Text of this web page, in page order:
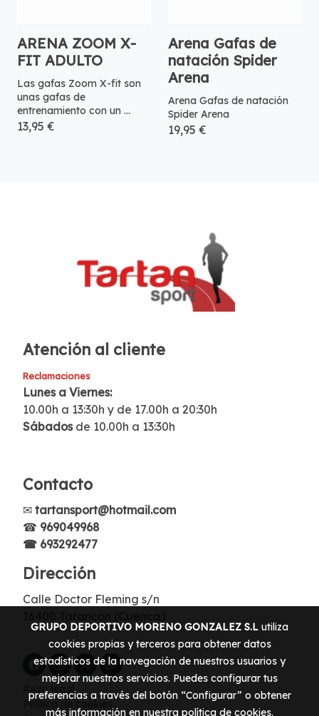
ARENA ZOOM X-
FIT ADULTO
Las gafas Zoom X-fit son
unas gafas de
entrenamiento con un ...
13,95 €
Arena Gafas de
natación Spider
Arena
Arena Gafas de natación
Spider Arena
19,95 €
Atención al cliente
Reclamaciones
Lunes a Viernes:
10.00h a 13:30h y de 17.00h a 20:30h
Sábados de 10.00h a 13:30h
Contacto
✉ tartansport@hotmail.com
☎ 969049968
☎ 693292477
Dirección
Calle Doctor Fleming s/n
Aviso legal
Política de cookies
GRUPO DEPORTIVO MORENO GONZALEZ S.L utiliza
cookies propias y terceros para obtener datos
estadísticos de la navegación de nuestros usuarios y
mejorar nuestros servicios. Puedes configurar tus
preferencias a través del botón “Configurar” o obtener
más información en nuestra política de cookies.